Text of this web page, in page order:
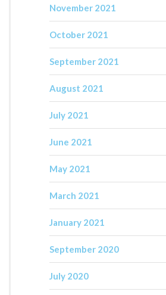
November 2021
October 2021
September 2021
August 2021
July 2021
June 2021
May 2021
March 2021
January 2021
September 2020
July 2020